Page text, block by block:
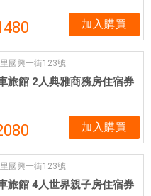
加入購買
國興一街123號
旅館 2人典雅商務房住宿券
加入購買
國興一街123號
旅館 4人世界親子房住宿券